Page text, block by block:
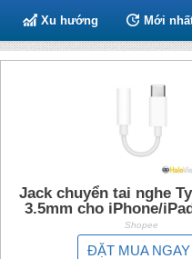
Xu hướng Mới
Jack chuyển tai nghe
3.5mm cho iPhone/
Shopee
ĐẶT MUA NGAY